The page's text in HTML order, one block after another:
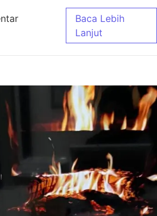
Aqiqah Bandung, Antar Gratis!
Baca Lebih
Lanjut